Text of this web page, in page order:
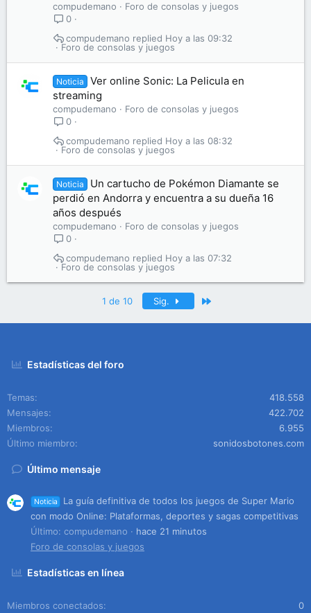
compudemano
Foro de consolas y juegos
0
Foro de consolas y juegos
Hoy a las 09:32
compudemano
Noticia
Ver online Sonic: La Pelicula en
streaming
compudemano
Foro de consolas y juegos
0
Foro de consolas y juegos
Hoy a las 08:32
compudemano
Noticia
Un cartucho de Pokémon Diamante se
perdió en Andorra y encuentra a su dueña 16
años después
compudemano
Foro de consolas y juegos
0
Foro de consolas y juegos
Hoy a las 07:32
compudemano
1 de 10 Sig.
Estadísticas del foro
Temas
418.558
Mensajes
422.702
Miembros
6.955
Último miembro
sonidosbotones.com
Último mensaje
Noticia
La guía definitiva de todos los juegos de Super Mario
con modo Online: Plataformas, deportes y sagas competitivas
Último: compudemano
hace 21 minutos
Foro de consolas y juegos
Estadísticas en línea
Miembros conectados 0